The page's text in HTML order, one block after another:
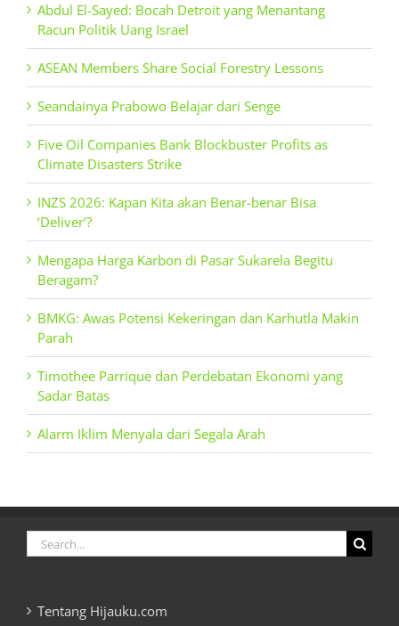
Abdul El-Sayed: Bocah Detroit yang Menantang
Racun Politik Uang Israel
ASEAN Members Share Social Forestry Lessons
Seandainya Prabowo Belajar dari Senge
Five Oil Companies Bank Blockbuster Profits as
Climate Disasters Strike
INZS 2026: Kapan Kita akan Benar-benar Bisa
‘Deliver’?
Mengapa Harga Karbon di Pasar Sukarela Begitu
Beragam?
BMKG: Awas Potensi Kekeringan dan Karhutla Makin
Parah
Timothee Parrique dan Perdebatan Ekonomi yang
Sadar Batas
Alarm Iklim Menyala dari Segala Arah
Search
for:
Tentang Hijauku.com